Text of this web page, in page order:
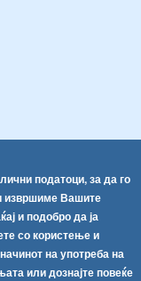
податоци, за да го
извршиме Вашите
и подобро да ја
со користење и
на употреба на
или дознајте повеќе